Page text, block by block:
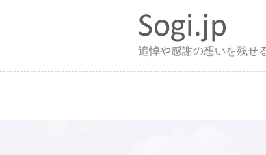
追悼や感謝の想いを残せ